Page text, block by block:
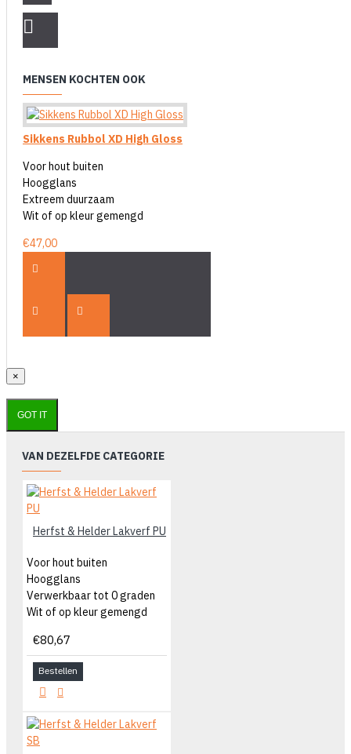
MENSEN KOCHTEN OOK
Sikkens Rubbol XD High Gloss
Voor hout buiten
Hoogglans
Extreem duurzaam
Wit of op kleur gemengd
€47,00
×
GOT IT
VAN DEZELFDE CATEGORIE
Herfst & Helder Lakverf PU
Voor hout buiten
Hoogglans
Verwerkbaar tot 0 graden
Wit of op kleur gemengd
€80,67
Bestellen